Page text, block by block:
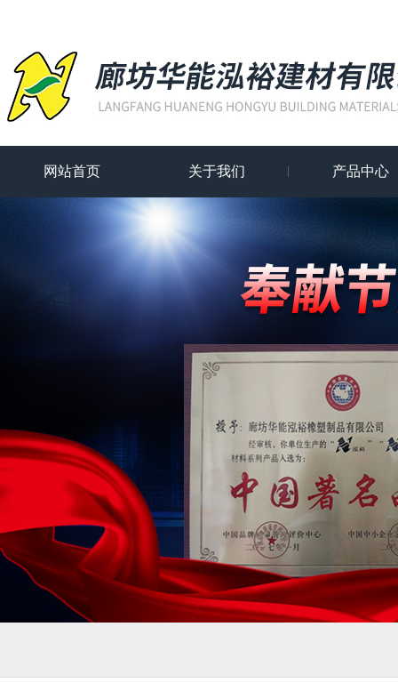
网站首页 关于我们 产品中心